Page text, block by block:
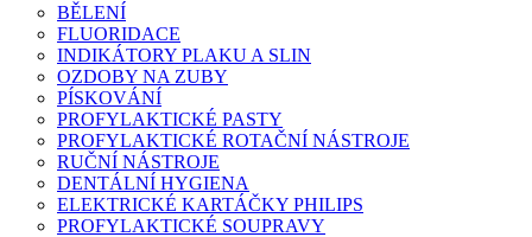
BĚLENÍ
FLUORIDACE
INDIKÁTORY PLAKU A SLIN
OZDOBY NA ZUBY
PÍSKOVÁNÍ
PROFYLAKTICKÉ PASTY
PROFYLAKTICKÉ ROTAČNÍ NÁSTROJE
RUČNÍ NÁSTROJE
DENTÁLNÍ HYGIENA
ELEKTRICKÉ KARTÁČKY PHILIPS
PROFYLAKTICKÉ SOUPRAVY